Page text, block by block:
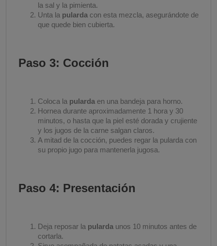
la sal y la pimienta.
Unta la pularda con esta mezcla, asegurándote de
que quede bien cubierta.
Paso 3: Cocción
Coloca la pularda en una bandeja para horno.
Hornea durante aproximadamente 1 hora y 30
minutos, o hasta que la piel esté dorada y crujiente
y los jugos de la carne salgan claros.
A mitad de la cocción, puedes regar la pularda con
su propio jugo para mantenerla jugosa.
Paso 4: Presentación
Deja reposar la pularda unos 10 minutos antes de
cortarla.